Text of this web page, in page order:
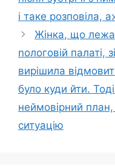
і таке розповіла,
Жінка, що
nологовій палаті,
вирішила
було куди йти.
неймовірний
ситуацію